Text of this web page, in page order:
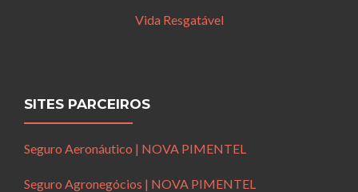
Vida Resgatável
SITES PARCEIROS
Seguro Aeronáutico | NOVA PIMENTEL
Seguro Agronegócios | NOVA PIMENTEL